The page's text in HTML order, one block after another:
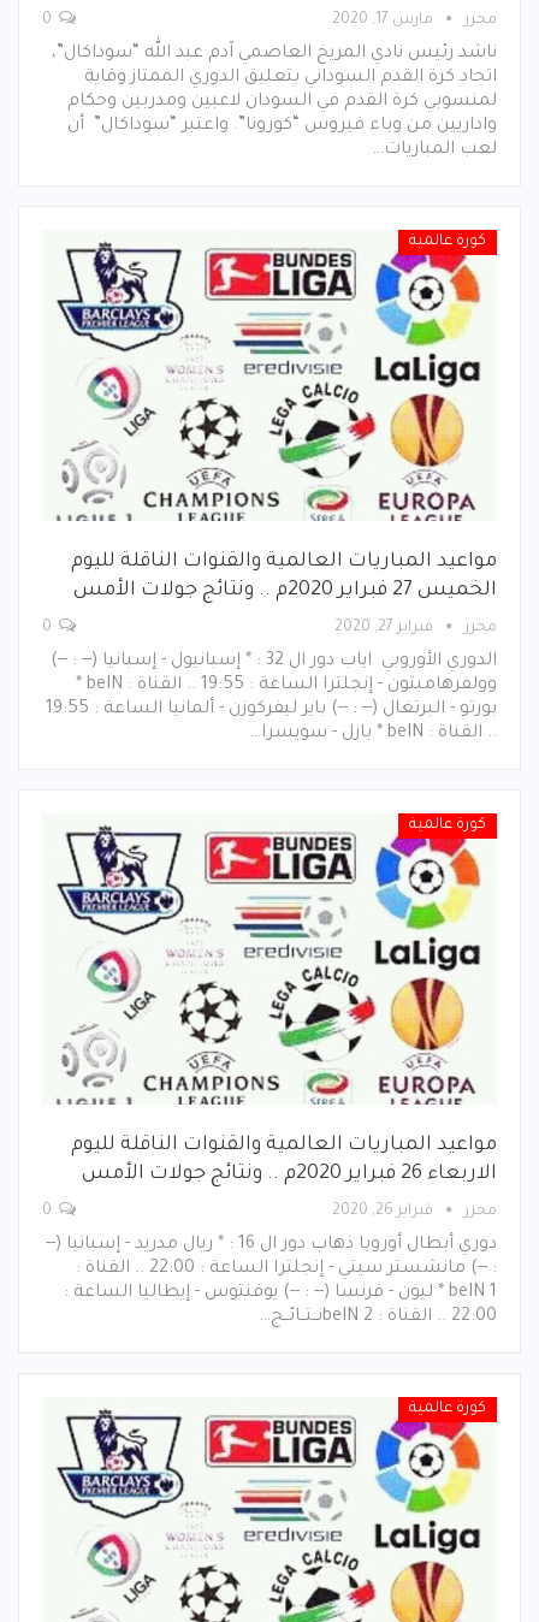
محرر مارس 17, 2020
ناشد رئيس نادي المريخ العاصمي آدم عبد الله “سوداكال”،
اتحاد كرة القدم السوداني بتعليق الدوري الممتاز وقاية
لمنسوبي كرة القدم في السودان لاعبين ومدربين وحكام
واداريين من وباء فيروس “كورونا”. واعتبر “سوداكال” أن
لعب المباريات…
كورة عالمية
مواعيد المباريات العالمية والقنوات الناقلة لليوم
الخميس 27 فبراير 2020م .. ونتائج جولات الأمس
محرر فبراير 27, 2020
الدوري الأوروبي اياب دور ال 32 : * إسبانيول - إسبانيا (-- : --)
وولفرهامبتون - إنجلترا الساعة : 19:55 .. القناة : beIN *
بورتو - البرتغال (-- : --) باير ليفركوزن - ألمانيا الساعة : 19:55
.. القناة : beIN * بازل - سويسرا…
كورة عالمية
مواعيد المباريات العالمية والقنوات الناقلة لليوم
الاربعاء 26 فبراير 2020م .. ونتائج جولات الأمس
محرر فبراير 26, 2020
دوري أبطال أوروبا ذهاب دور ال 16 : * ريال مدريد - إسبانيا (--
: --) مانشستر سيتي - إنجلترا الساعة : 22:00 .. القناة :
beIN 1 * ليون - فرنسا (-- : --) يوفنتوس - إيطاليا الساعة :
22:00 .. القناة : beIN 2نــتــائــج…
كورة عالمية